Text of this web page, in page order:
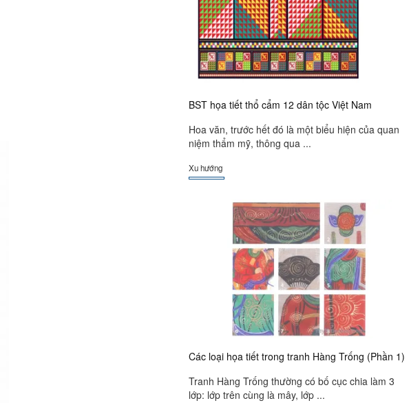
BST họa tiết thổ cẩm 12 dân tộc Việt Nam
Hoa văn, trước hết đó là một biểu hiện của quan
niệm thẩm mỹ, thông qua ...
Xu hướng
Các loại họa tiết trong tranh Hàng Trống (Phần 1)
Tranh Hàng Trống thường có bố cục chia làm 3
lớp: lớp trên cùng là mây, lớp ...